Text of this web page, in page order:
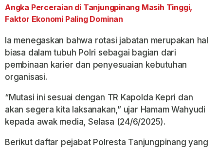
Angka Perceraian di Tanjungpinang Masih Tinggi,
Faktor Ekonomi Paling Dominan
Ia menegaskan bahwa rotasi jabatan merupakan hal
biasa dalam tubuh Polri sebagai bagian dari
pembinaan karier dan penyesuaian kebutuhan
organisasi.
“Mutasi ini sesuai dengan TR Kapolda Kepri dan
akan segera kita laksanakan,” ujar Hamam Wahyudi
kepada awak media, Selasa (24/6/2025).
Berikut daftar pejabat Polresta Tanjungpinang yang